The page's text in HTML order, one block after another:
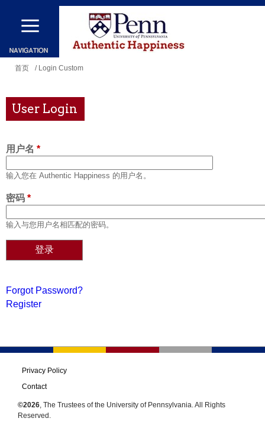
跳
到
主
容
你
这
里
首页 / Login Custom
User Login
用户名 *
输入您在 Authentic Happiness 的用户名。
密码 *
输入与您用户名相匹配的密码。
Forgot Password?
Register
Privacy Policy
Contact
©2026, The Trustees of the University of Pennsylvania. All Rights
Reserved.